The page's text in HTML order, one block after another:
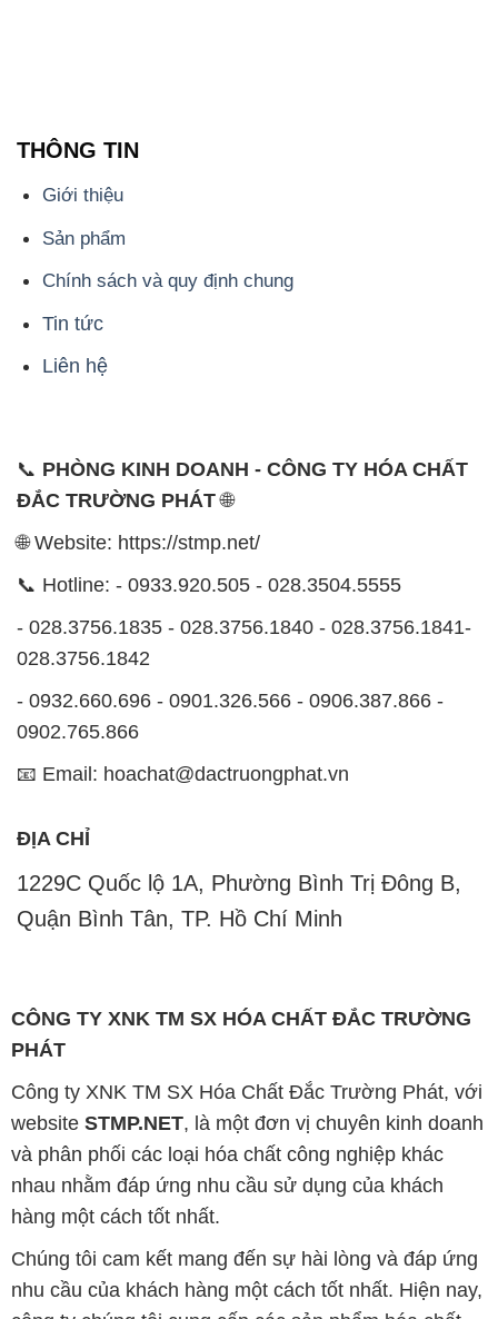
🌐 Website: https://stmp.net/
028.3756.1842
- 0932.660.696 - 0901.326.566 - 0906.387.866 -
0902.765.866
📧 Email: hoachat@dactruongphat.vn
1229C Quốc lộ 1A, Phường Bình Trị Đông B,
Quận Bình Tân, TP. Hồ Chí Minh
PHÁT
websiteSTMP.NET, là một đơn vị chuyên kinh doanh
và phân phối các loại hóa chất công nghiệp khác
nhau nhằm đáp ứng nhu cầu sử dụng của khách
Chúng tôi cam kết mang đến sự hài lòng và đáp ứng
nhu cầu của khách hàng một cách tốt nhất. Hiện nay,
công ty chúng tôi cung cấp các sản phẩm hóa chất
Uy tín là tiêu chí hàng đầu trong kinh doanh của
chúng tôi. Chúng tôi luôn nhận thức rằng sản phẩm
mà chúng tôi cung cấp phải đảm bảo chất lượng, làm
hài lòng đối tác. Đồng thời, chúng tôi cam kết giữ
mức giá hợp lý để cùng nhau phát triển và tồn tại trên
con đường dài phía trước.
Công ty Hóa Chất Đắc Trường Phát có khả năng đáp
ứng đa dạng các nhu cầu về hóa chất, phục vụ cho
tất cả các ngành nghề và lĩnh vực sản xuất khác
nhau tại TP. Hồ Chí Minh. Sứ mệnh của chúng tôi là